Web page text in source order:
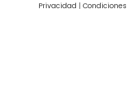
Privacidad | Condiciones